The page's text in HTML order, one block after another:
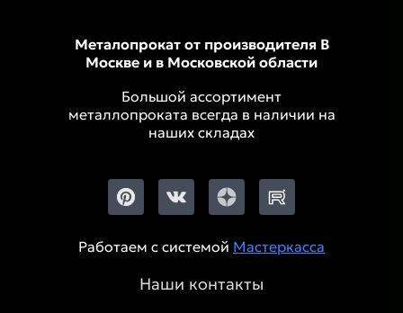
Металопрокат от производителя В
Москве и в Московской области
Большой ассортимент
металлопроката всегда в наличии на
наших складах
Работаем с системой Мастеркасса
Наши контакты